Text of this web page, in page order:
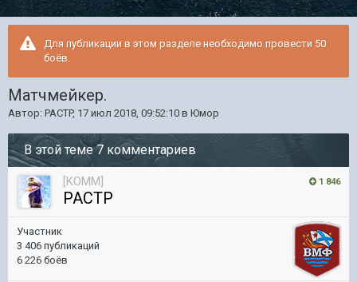
Для публикации в этом разделе необходимо провести 50
боёв.
Матчмейкер.
Автор: PACTP, 17 июл 2018, 09:52:10 в Юмор
В этой теме 7 комментариев
1 846
[KOMM]
PACTP
Участник
3 406 публикаций
6 226 боёв